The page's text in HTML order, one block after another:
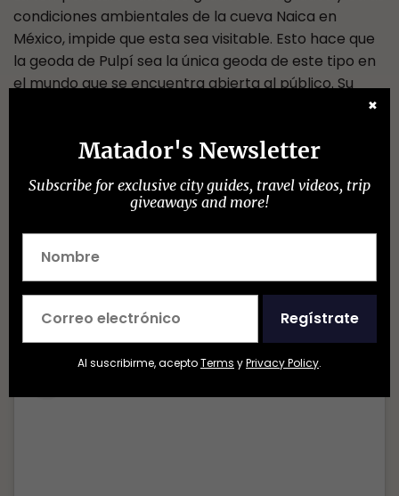
condiciones ambientales de la cueva Naica en
México, impide que esta sea visitable. Esto hace que
la geoda de Pulpí sea la única geoda de este tipo en
el mundo que se encuentra abierta al público. Su
apertura, previo estudio y medidas de conservación
actualidad, debido a la gran demanda de visitas y al
establecido por visita, se recomienda que se haga
una reserva previa a través de la
habilitado para ello.
6. Se formó gracias a un proceso
mixto kárstico-hidrotermal
✖
Matador's Newsletter
Subscribe for exclusive city guides, travel videos, trip
giveaways and more!
Regístrate
Al suscribirme, aceptoTerms yPrivacy Policy.